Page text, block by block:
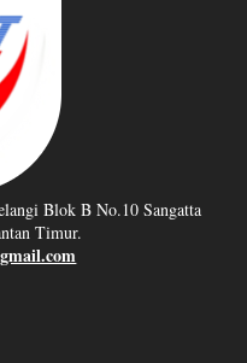
Blok B No.10 Sangatta
Timur.